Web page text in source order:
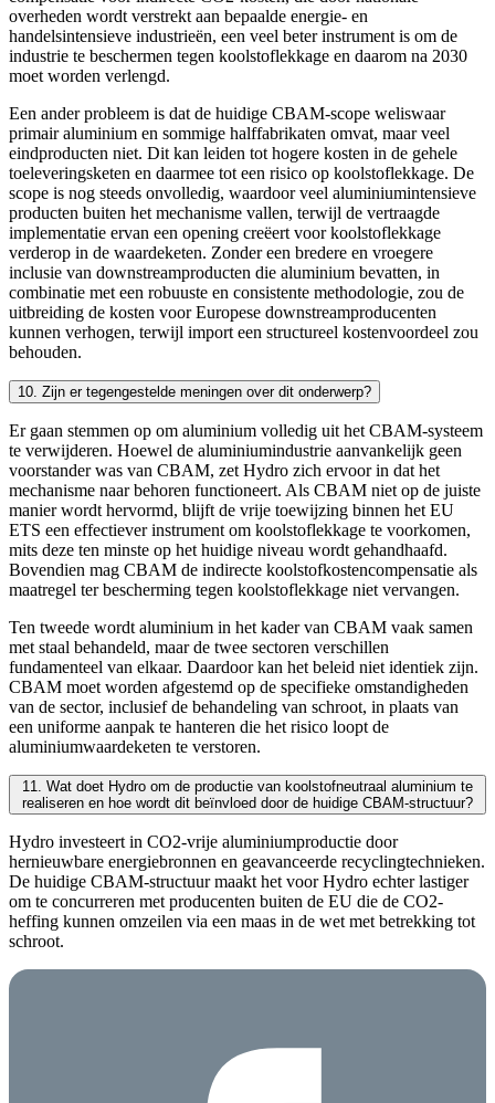
overheden wordt verstrekt aan bepaalde energie- en
handelsintensieve industrieën, een veel beter instrument is om de
industrie te beschermen tegen koolstoflekkage en daarom na 2030
moet worden verlengd.
Een ander probleem is dat de huidige CBAM-scope weliswaar
primair aluminium en sommige halffabrikaten omvat, maar veel
eindproducten niet. Dit kan leiden tot hogere kosten in de gehele
toeleveringsketen en daarmee tot een risico op koolstoflekkage. De
scope is nog steeds onvolledig, waardoor veel aluminiumintensieve
producten buiten het mechanisme vallen, terwijl de vertraagde
implementatie ervan een opening creëert voor koolstoflekkage
verderop in de waardeketen. Zonder een bredere en vroegere
inclusie van downstreamproducten die aluminium bevatten, in
combinatie met een robuuste en consistente methodologie, zou de
uitbreiding de kosten voor Europese downstreamproducenten
kunnen verhogen, terwijl import een structureel kostenvoordeel zou
behouden.
10. Zijn er tegengestelde meningen over dit onderwerp?
Er gaan stemmen op om aluminium volledig uit het CBAM-systeem
te verwijderen. Hoewel de aluminiumindustrie aanvankelijk geen
voorstander was van CBAM, zet Hydro zich ervoor in dat het
mechanisme naar behoren functioneert. Als CBAM niet op de juiste
manier wordt hervormd, blijft de vrije toewijzing binnen het EU
ETS een effectiever instrument om koolstoflekkage te voorkomen,
mits deze ten minste op het huidige niveau wordt gehandhaafd.
Bovendien mag CBAM de indirecte koolstofkostencompensatie als
maatregel ter bescherming tegen koolstoflekkage niet vervangen.
Ten tweede wordt aluminium in het kader van CBAM vaak samen
met staal behandeld, maar de twee sectoren verschillen
fundamenteel van elkaar. Daardoor kan het beleid niet identiek zijn.
CBAM moet worden afgestemd op de specifieke omstandigheden
van de sector, inclusief de behandeling van schroot, in plaats van
een uniforme aanpak te hanteren die het risico loopt de
aluminiumwaardeketen te verstoren.
11. Wat doet Hydro om de productie van koolstofneutraal aluminium te
realiseren en hoe wordt dit beïnvloed door de huidige CBAM-structuur?
Hydro investeert in CO2-vrije aluminiumproductie door
hernieuwbare energiebronnen en geavanceerde recyclingtechnieken.
De huidige CBAM-structuur maakt het voor Hydro echter lastiger
om te concurreren met producenten buiten de EU die de CO2-
heffing kunnen omzeilen via een maas in de wet met betrekking tot
schroot.